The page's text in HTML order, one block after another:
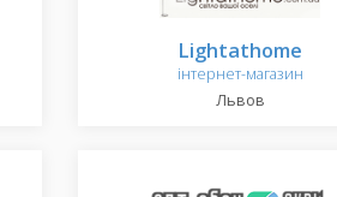
Lightathome
інтернет-магазин
Львов